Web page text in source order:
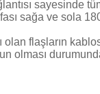
sayesinde
sağa ve sola
olan flaşların
olması